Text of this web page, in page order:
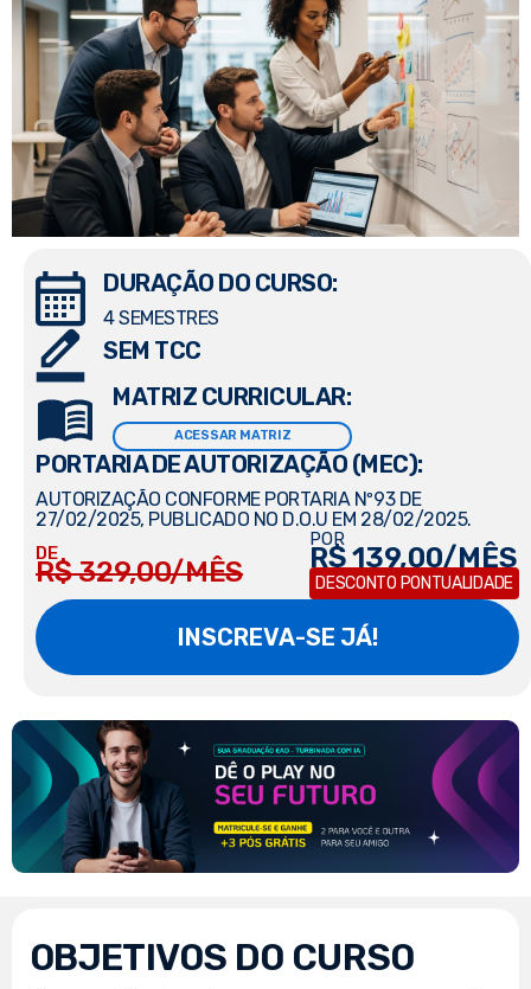
DURAÇÃO DO CURSO:
4 SEMESTRES
SEM TCC
MATRIZ CURRICULAR:
ACESSAR MATRIZ
PORTARIA DE AUTORIZAÇÃO (MEC):
AUTORIZAÇÃO CONFORME PORTARIA Nº93 DE
27/02/2025, PUBLICADO NO D.O.U EM 28/02/2025.
DE
R$ 329,00/MÊS
POR
R$ 139,00/MÊS
DESCONTO PONTUALIDADE
INSCREVA-SE JÁ!
OBJETIVOS DO CURSO